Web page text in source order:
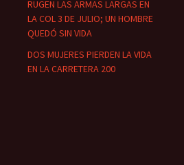
RUGEN LAS ARMAS LARGAS EN
LA COL 3 DE JULIO; UN HOMBRE
QUEDÓ SIN VIDA
DOS MUJERES PIERDEN LA VIDA
EN LA CARRETERA 200